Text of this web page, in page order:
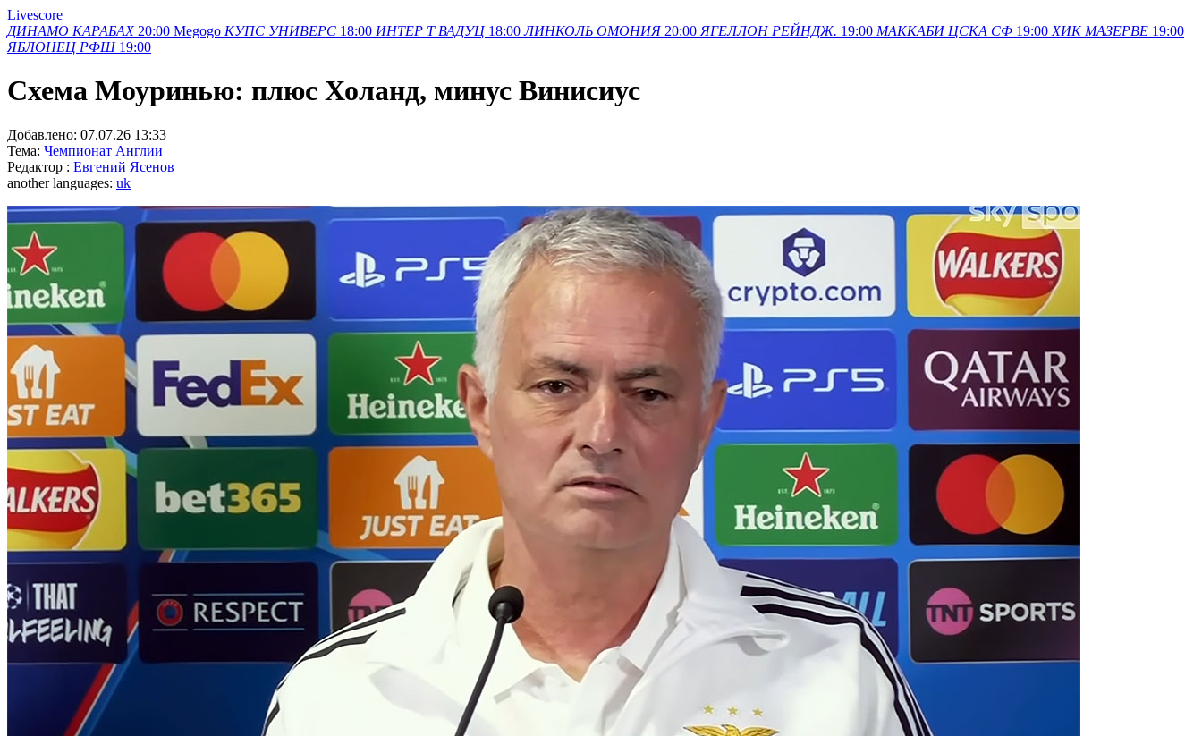
Livescore
ДИНАМО КАРАБАХ 20:00 Megogo КУПС УНИВЕРС 18:00 ИНТЕР Т ВАДУЦ 18:00 ЛИНКОЛЬ ОМОНИЯ 20:00 ЯГЕЛЛОН РЕЙНДЖ. 19:00 МАККАБИ ЦСКА СФ 19:00 ХИК МАЗЕРВЕ 19:00
ЯБЛОНЕЦ РФШ 19:00
Схема Моуринью: плюс Холанд, минус Винисиус
Добавлено: 07.07.26 13:33
Тема: Чемпионат Англии
Редактор : Евгений Ясенов
another languages: uk